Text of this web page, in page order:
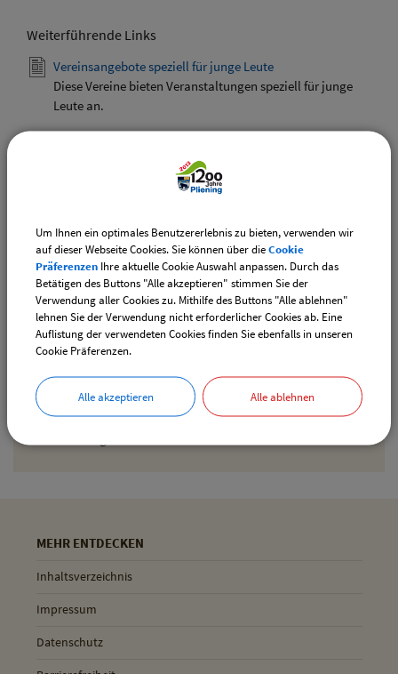
Gemeinde Pliening
Geltinger Str. 18
Weiterführende Links
Vereinsangebote speziell für junge Leute
Diese Vereine bieten Veranstaltungen speziell für junge
Leute an.
Den gewählten Termin als VCS-Kalenderdatei
Den gewählten Termin als iCal-Kalenderdatei
downloaden
Drucken
MEHR ENTDECKEN
Inhaltsverzeichnis
Impressum
Datenschutz
Um Ihnen ein optimales Benutzererlebnis zu bieten, verwenden wir
auf dieser Webseite Cookies. Sie können über dieCookie
Präferenzen Ihre aktuelle Cookie Auswahl anpassen. Durch das
Betätigen des Buttons "Alle akzeptieren" stimmen Sie der
Verwendung aller Cookies zu. Mithilfe des Buttons "Alle ablehnen"
lehnen Sie der Verwendung nicht erforderlicher Cookies ab. Eine
Auflistung der verwendeten Cookies finden Sie ebenfalls in unseren
Cookie Präferenzen.
Alle akzeptieren Alle ablehnen